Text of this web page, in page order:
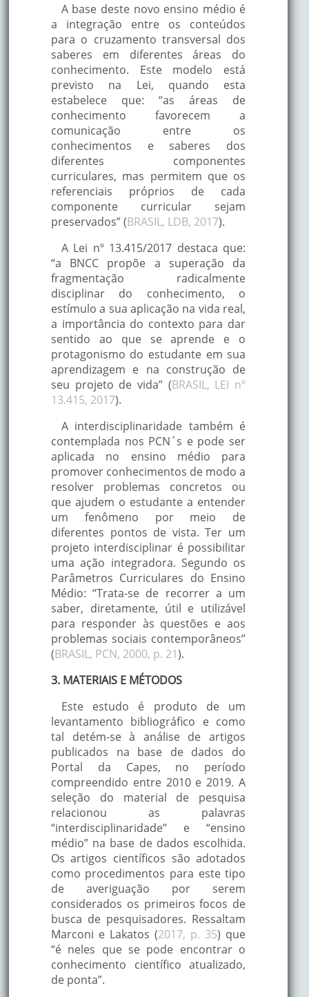
A base deste novo ensino médio é
a integração entre os conteúdos
para o cruzamento transversal dos
saberes em diferentes áreas do
conhecimento. Este modelo está
previsto na Lei, quando esta
estabelece que: “as áreas de
conhecimento favorecem a
comunicação entre os
conhecimentos e saberes dos
diferentes componentes
curriculares, mas permitem que os
referenciais próprios de cada
componente curricular sejam
preservados” (BRASIL, LDB, 2017).
A Lei nº 13.415/2017 destaca que:
“a BNCC propõe a superação da
fragmentação radicalmente
disciplinar do conhecimento, o
estímulo a sua aplicação na vida real,
a importância do contexto para dar
sentido ao que se aprende e o
protagonismo do estudante em sua
aprendizagem e na construção de
seu projeto de vida” (BRASIL, LEI nº
13.415, 2017).
A interdisciplinaridade também é
contemplada nos PCN´s e pode ser
aplicada no ensino médio para
promover conhecimentos de modo a
resolver problemas concretos ou
que ajudem o estudante a entender
um fenômeno por meio de
diferentes pontos de vista. Ter um
projeto interdisciplinar é possibilitar
uma ação integradora. Segundo os
Parâmetros Curriculares do Ensino
Médio: “Trata-se de recorrer a um
saber, diretamente, útil e utilizável
para responder às questões e aos
problemas sociais contemporâneos”
(BRASIL, PCN, 2000, p. 21).
3. MATERIAIS E MÉTODOS
Este estudo é produto de um
levantamento bibliográfico e como
tal detém-se à análise de artigos
publicados na base de dados do
Portal da Capes, no período
compreendido entre 2010 e 2019. A
seleção do material de pesquisa
relacionou as palavras
“interdisciplinaridade” e “ensino
médio” na base de dados escolhida.
Os artigos científicos são adotados
como procedimentos para este tipo
de averiguação por serem
considerados os primeiros focos de
busca de pesquisadores. Ressaltam
Marconi e Lakatos (2017, p. 35) que
“é neles que se pode encontrar o
conhecimento científico atualizado,
de ponta”.